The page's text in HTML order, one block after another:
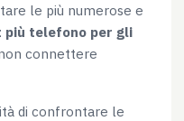
le più numerose e
telefono per gli
connettere
di confrontare le